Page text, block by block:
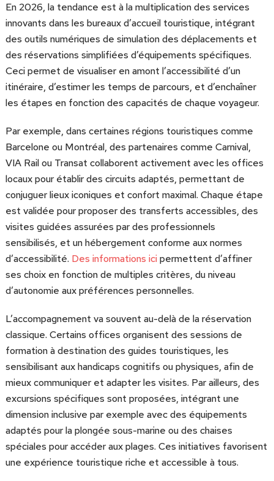
En 2026, la tendance est à la multiplication des services
innovants dans les bureaux d’accueil touristique, intégrant
des outils numériques de simulation des déplacements et
des réservations simplifiées d’équipements spécifiques.
Ceci permet de visualiser en amont l’accessibilité d’un
itinéraire, d’estimer les temps de parcours, et d’enchaîner
les étapes en fonction des capacités de chaque voyageur.
Par exemple, dans certaines régions touristiques comme
Barcelone ou Montréal, des partenaires comme Carnival,
VIA Rail ou Transat collaborent activement avec les offices
locaux pour établir des circuits adaptés, permettant de
conjuguer lieux iconiques et confort maximal. Chaque étape
est validée pour proposer des transferts accessibles, des
visites guidées assurées par des professionnels
sensibilisés, et un hébergement conforme aux normes
d’accessibilité. Des informations icipermettent d’affiner
ses choix en fonction de multiples critères, du niveau
d’autonomie aux préférences personnelles.
L’accompagnement va souvent au-delà de la réservation
classique. Certains offices organisent des sessions de
formation à destination des guides touristiques, les
sensibilisant aux handicaps cognitifs ou physiques, afin de
mieux communiquer et adapter les visites. Par ailleurs, des
excursions spécifiques sont proposées, intégrant une
dimension inclusive par exemple avec des équipements
adaptés pour la plongée sous-marine ou des chaises
spéciales pour accéder aux plages. Ces initiatives favorisent
une expérience touristique riche et accessible à tous.